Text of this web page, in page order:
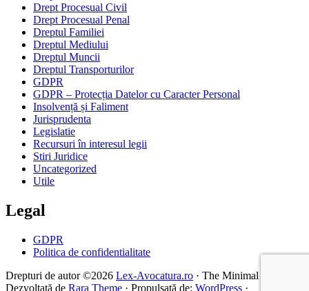
Drept Procesual Civil
Drept Procesual Penal
Dreptul Familiei
Dreptul Mediului
Dreptul Muncii
Dreptul Transporturilor
GDPR
GDPR – Protecția Datelor cu Caracter Personal
Insolvență și Faliment
Jurisprudenta
Legislatie
Recursuri în interesul legii
Stiri Juridice
Uncategorized
Utile
Legal
GDPR
Politica de confidentialitate
Drepturi de autor ©2026 Lex-Avocatura.ro · The Minimal |
Dezvoltată de Rara Theme · Propulsată de: WordPress ·